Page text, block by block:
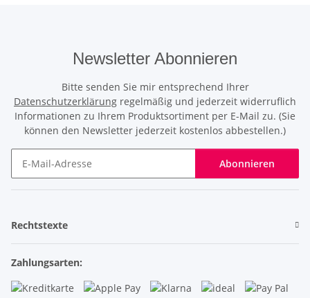
Newsletter Abonnieren
Bitte senden Sie mir entsprechend Ihrer
Datenschutzerklärung regelmäßig und jederzeit widerruflich
Informationen zu Ihrem Produktsortiment per E-Mail zu. (Sie
können den Newsletter jederzeit kostenlos abbestellen.)
Abonnieren
Rechtstexte
Zahlungsarten: